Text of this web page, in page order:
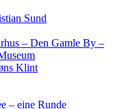
Sund
– Den Gamle By –
Klint
– eine Runde